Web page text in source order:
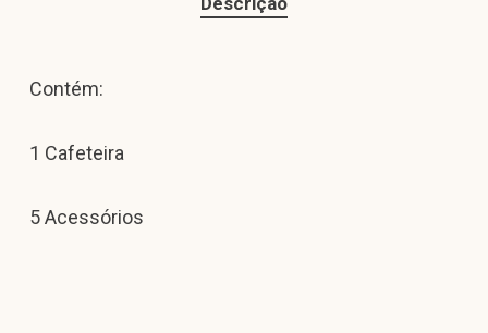
Contém:
1 Cafeteira
5 Acessórios